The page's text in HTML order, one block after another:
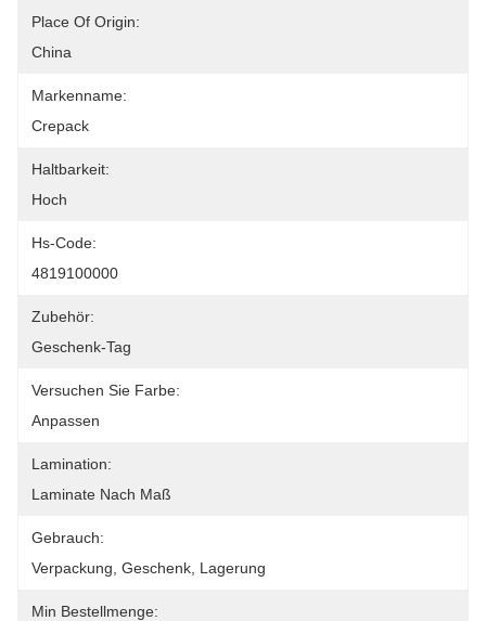
Place Of Origin:
China
Markenname:
Crepack
Haltbarkeit:
Hoch
Hs-Code:
4819100000
Zubehör:
Geschenk-Tag
Versuchen Sie Farbe:
Anpassen
Lamination:
Laminate Nach Maß
Gebrauch:
Verpackung, Geschenk, Lagerung
Min Bestellmenge: